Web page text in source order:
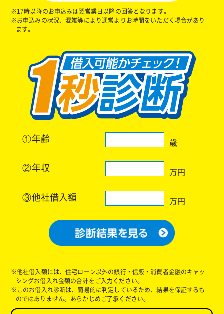
※17時以降のお申込みは翌営業日以降の回答となります。
※お申込みの状況、混雑等により通常よりお時間をいただく場合があり
ます。
①年齢 歳
②年収 万円
③他社借入額 万円
※他社借入額には、住宅ローン以外の銀行・信販・消費者金融のキャッ
シングお借入れ金額の合計をご入力ください。
※このお借入れ診断は、簡易的に判定しているため、結果を保証するも
のではありません。あらかじめご了承ください。